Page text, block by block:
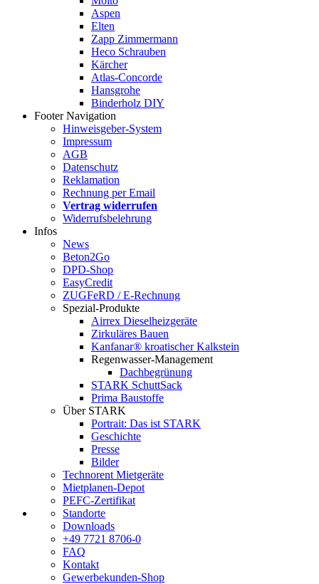
Aspen
Elten
Zapp Zimmermann
Heco Schrauben
Kärcher
Atlas-Concorde
Hansgrohe
Binderholz DIY
Footer Navigation
Hinweisgeber-System
Impressum
AGB
Datenschutz
Reklamation
Rechnung per Email
Vertrag widerrufen
Widerrufsbelehrung
Infos
News
Beton2Go
DPD-Shop
EasyCredit
ZUGFeRD / E-Rechnung
Spezial-Produkte
Airrex Dieselheizgeräte
Zirkuläres Bauen
Kanfanar® kroatischer Kalkstein
Regenwasser-Management
Dachbegrünung
STARK SchuttSack
Prima Baustoffe
Über STARK
Portrait: Das ist STARK
Geschichte
Presse
Bilder
Technorent Mietgeräte
Mietplanen-Depot
PEFC-Zertifikat
Standorte
Downloads
+49 7721 8706-0
FAQ
Kontakt
Gewerbekunden-Shop